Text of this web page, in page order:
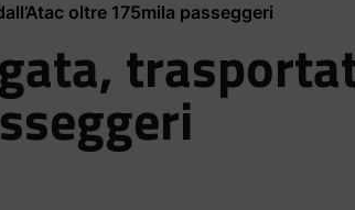
oltre 175mila passeggeri